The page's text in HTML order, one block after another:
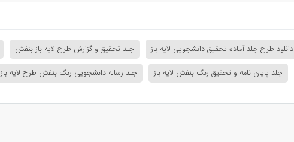
دانلود طرح جلد آماده تحقیق دانشجویی لایه باز جلد تحقیق و گزارش طرح لایه باز بنفش
جلد پایان نامه و تحقیق رنگ بنفش لایه باز جلد رساله دانشجویی رنگ بنفش طرح لایه باز